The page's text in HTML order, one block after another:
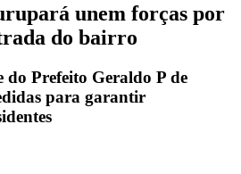
unem forças por
do bairro
do Prefeito Geraldo P de
para garantir